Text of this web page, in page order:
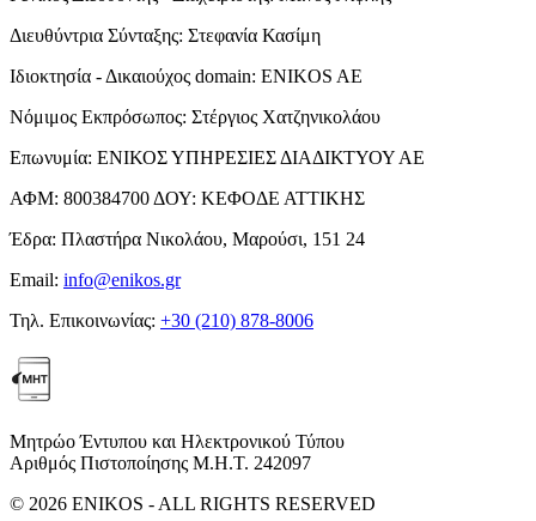
Διευθύντρια Σύνταξης: Στεφανία Κασίμη
Ιδιοκτησία - Δικαιούχος domain: ENIKOS AE
Νόμιμος Εκπρόσωπος: Στέργιος Χατζηνικολάου
Επωνυμία: ΕΝΙΚΟΣ ΥΠΗΡΕΣΙΕΣ ΔΙΑΔΙΚΤΥΟΥ ΑΕ
ΑΦΜ: 800384700 ΔΟΥ: ΚΕΦΟΔΕ ΑΤΤΙΚΗΣ
Έδρα: Πλαστήρα Νικολάου, Μαρούσι, 151 24
Email: info@enikos.gr
Τηλ. Επικοινωνίας: +30 (210) 878-8006
Μητρώο Έντυπου και Ηλεκτρονικού Τύπου
Αριθμός Πιστοποίησης Μ.Η.Τ. 242097
© 2026 ENIKOS - ALL RIGHTS RESERVED